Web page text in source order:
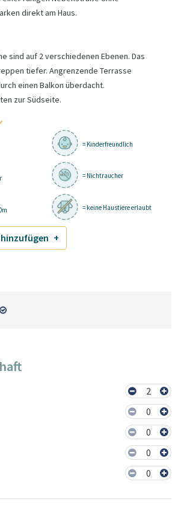
direkt am Haus.
sind auf 2 verschiedenen Ebenen. Das
tiefer. Angrenzende Terrasse
einen Balkon überdacht.
zur Südseite.
= Kinderfreundlich
= Nichtraucher
= keine Haustiere erlaubt
2
0
0
0
0